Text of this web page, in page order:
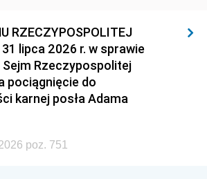
RZECZYPOSPOLITEJ
lipca 2026 r. w sprawie
Rzeczypospolitej
pociągnięcie do
karnej posła Adama
poz. 751